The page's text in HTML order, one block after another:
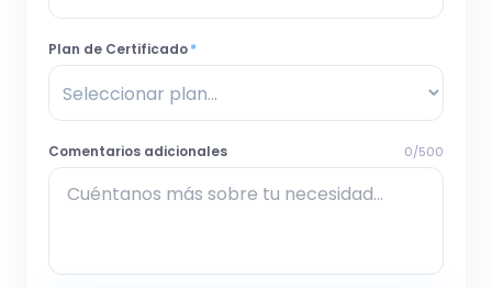
Plan de Certificado*
Comentarios adicionales 0/500